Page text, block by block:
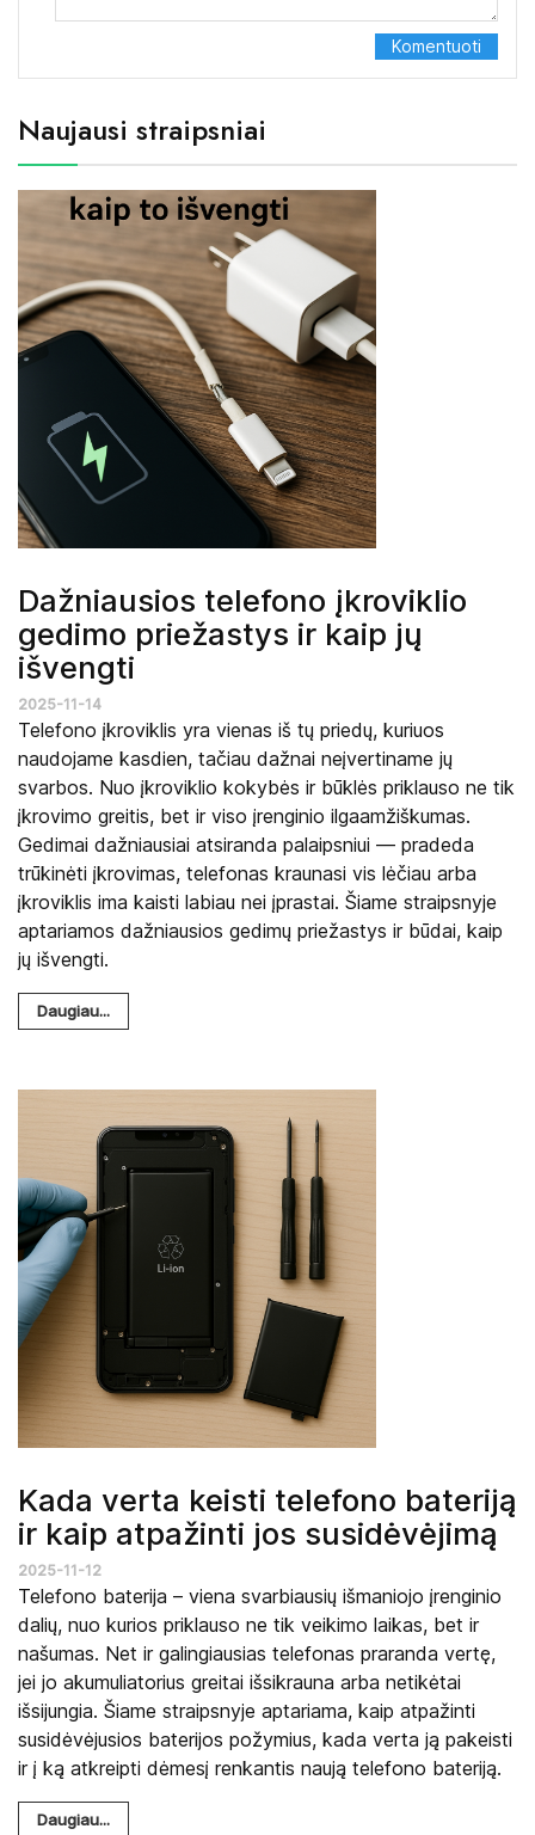
Naujausi straipsniai
Dažniausios telefono įkroviklio
gedimo priežastys ir kaip jų
išvengti
2025-11-14
Telefono įkroviklis yra vienas iš tų priedų, kuriuos
naudojame kasdien, tačiau dažnai neįvertiname jų
svarbos. Nuo įkroviklio kokybės ir būklės priklauso ne tik
įkrovimo greitis, bet ir viso įrenginio ilgaamžiškumas.
Gedimai dažniausiai atsiranda palaipsniui — pradeda
trūkinėti įkrovimas, telefonas kraunasi vis lėčiau arba
įkroviklis ima kaisti labiau nei įprastai. Šiame straipsnyje
aptariamos dažniausios gedimų priežastys ir būdai, kaip
jų išvengti.
Daugiau...
Kada verta keisti telefono bateriją
ir kaip atpažinti jos susidėvėjimą
2025-11-12
Telefono baterija – viena svarbiausių išmaniojo įrenginio
dalių, nuo kurios priklauso ne tik veikimo laikas, bet ir
našumas. Net ir galingiausias telefonas praranda vertę,
jei jo akumuliatorius greitai išsikrauna arba netikėtai
išsijungia. Šiame straipsnyje aptariama, kaip atpažinti
susidėvėjusios baterijos požymius, kada verta ją pakeisti
ir į ką atkreipti dėmesį renkantis naują telefono bateriją.
Daugiau...